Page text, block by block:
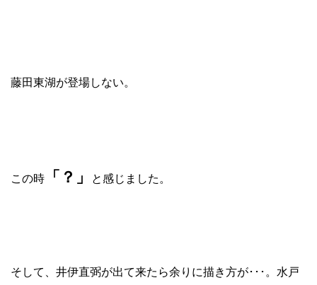
藤田東湖が登場しない。
この時 「？」 と感じました。
そして、井伊直弼が出て来たら余りに描き方が･･･。水戸